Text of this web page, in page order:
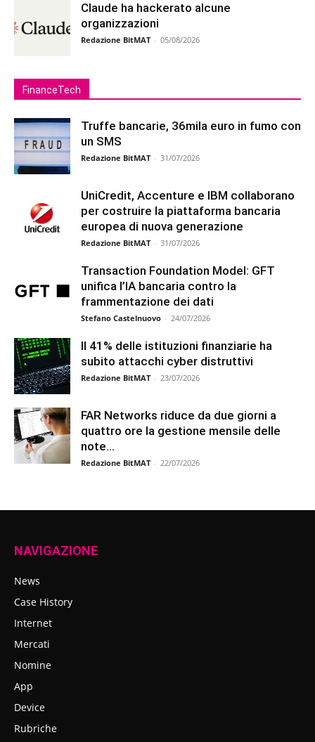
Claude ha hackerato alcune
organizzazioni
Redazione BitMAT - 05/08/2026
FinanceTech
Truffe bancarie, 36mila euro in fumo con
un SMS
Redazione BitMAT - 31/07/2026
UniCredit, Accenture e IBM collaborano
per costruire la piattaforma bancaria
europea di nuova generazione
Redazione BitMAT - 31/07/2026
Transaction Foundation Model: GFT
unifica l’IA bancaria contro la
frammentazione dei dati
Stefano Castelnuovo - 24/07/2026
Il 41% delle istituzioni finanziarie ha
subito attacchi cyber distruttivi
Redazione BitMAT - 23/07/2026
FAR Networks riduce da due giorni a
quattro ore la gestione mensile delle
note...
Redazione BitMAT - 22/07/2026
NAVIGAZIONE
News
Case History
Internet
Mercati
Nomine
App
Device
Rubriche